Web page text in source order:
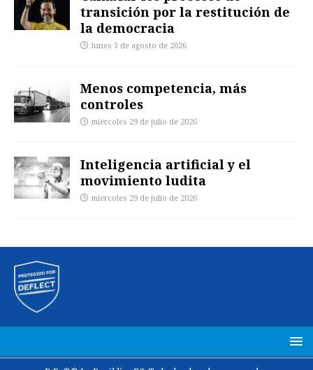
transición por la restitución de
la democracia
lunes 3 de agosto de 2026
Menos competencia, más
controles
miércoles 29 de julio de 2026
Inteligencia artificial y el
movimiento ludita
miércoles 29 de julio de 2026